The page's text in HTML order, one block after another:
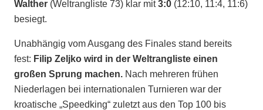
Walther (Weltrangliste 73) klar mit3:0 (12:10, 11:4, 11:6)
besiegt.
Unabhängig vom Ausgang des Finales stand bereits
fest: Filip Zeljko wird in der Weltrangliste einen
großen Sprung machen. Nach mehreren frühen
Niederlagen bei internationalen Turnieren war der
kroatische „Speedking“ zuletzt aus den Top 100 bis